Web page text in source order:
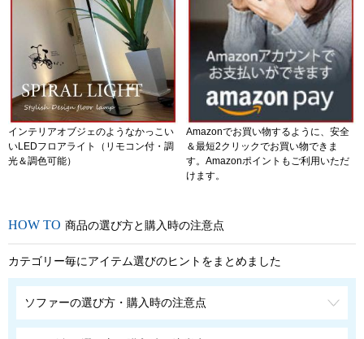
インテリアオブジェのようなかっこい
いLEDフロアライト（リモコン付・調
光＆調色可能）
Amazonでお買い物するように、安全
＆最短2クリックでお買い物できま
す。Amazonポイントもご利用いただ
けます。
商品の選び方と購入時の注意点
カテゴリー毎にアイテム選びのヒントをまとめました
ソファーの選び方・購入時の注意点